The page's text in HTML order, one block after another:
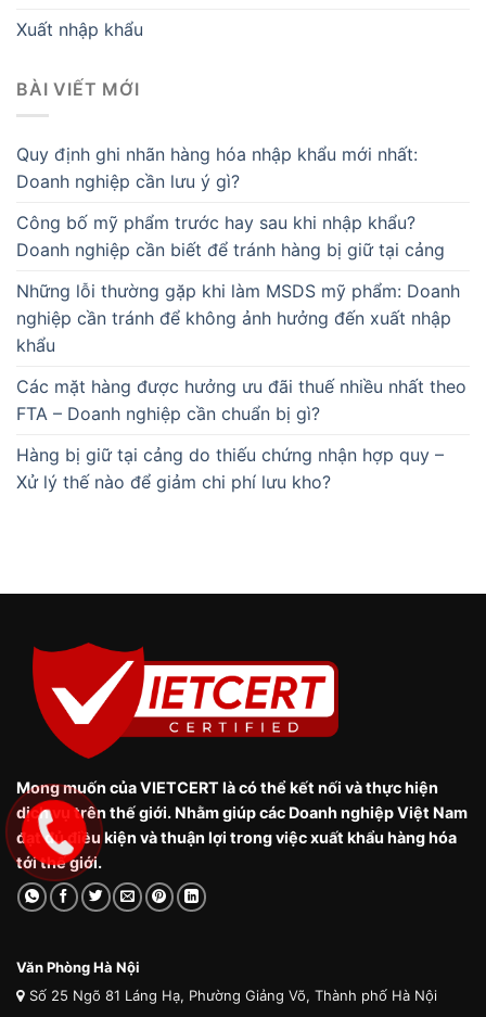
Xuất nhập khẩu
BÀI VIẾT MỚI
Quy định ghi nhãn hàng hóa nhập khẩu mới nhất:
Doanh nghiệp cần lưu ý gì?
Công bố mỹ phẩm trước hay sau khi nhập khẩu?
Doanh nghiệp cần biết để tránh hàng bị giữ tại cảng
Những lỗi thường gặp khi làm MSDS mỹ phẩm: Doanh
nghiệp cần tránh để không ảnh hưởng đến xuất nhập
khẩu
Các mặt hàng được hưởng ưu đãi thuế nhiều nhất theo
FTA – Doanh nghiệp cần chuẩn bị gì?
Hàng bị giữ tại cảng do thiếu chứng nhận hợp quy –
Xử lý thế nào để giảm chi phí lưu kho?
Mong muốn của VIETCERT là có thể kết nối và thực hiện
dịch vụ trên thế giới. Nhằm giúp các Doanh nghiệp Việt Nam
đạt đủ điều kiện và thuận lợi trong việc xuất khẩu hàng hóa
tới thế giới.
Văn Phòng Hà Nội
Số 25 Ngõ 81 Láng Hạ, Phường Giảng Võ, Thành phố Hà Nội